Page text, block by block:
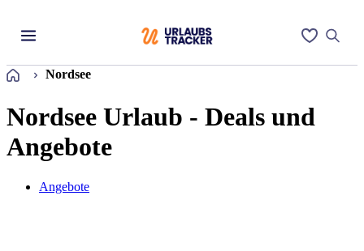
Startseite
Nordsee
Nordsee Urlaub - Deals und
Angebote
Angebote